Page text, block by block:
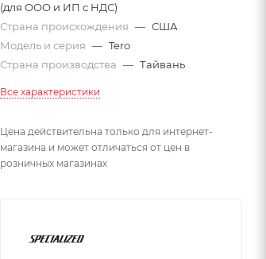
(для ООО и ИП с НДС)
Страна происхождения — США
Модель и серия — Tero
Страна производства — Тайвань
Все характеристики
Цена действительна только для интернет-
магазина и может отличаться от цен в
розничных магазинах